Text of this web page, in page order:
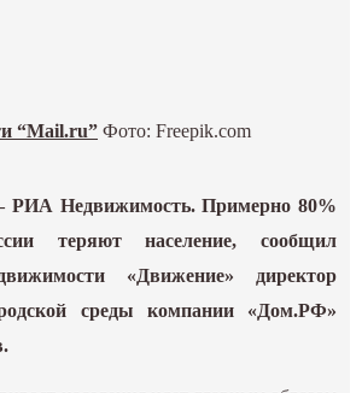
Спецпроекты
“Mail.ru” Фото: Freepik.com
Недвижимость. Примерно 80%
теряют население, сообщил
«Движение» директор
среды компании «Дом.РФ»